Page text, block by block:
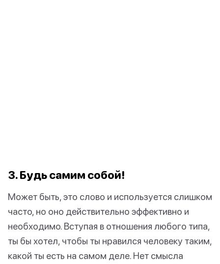
3. Будь самим собой!
Может быть, это слово и используется слишком
часто, но оно действительно эффективно и
необходимо. Вступая в отношения любого типа,
ты бы хотел, чтобы ты нравился человеку таким,
какой ты есть на самом деле. Нет смысла